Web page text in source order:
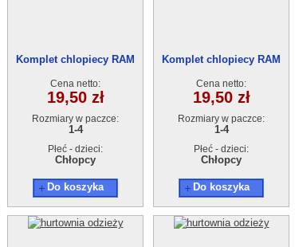
Komplet chlopiecy RAM
Cena netto:
19,50 zł
Rozmiary w paczce:
1-4
Płeć - dzieci:
Chłopcy
Do koszyka
Komplet chlopiecy RAM
Cena netto:
19,50 zł
Rozmiary w paczce:
1-4
Płeć - dzieci:
Chłopcy
Do koszyka